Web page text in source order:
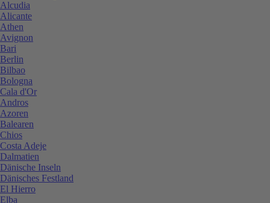
Alcudia
Alicante
Athen
Avignon
Bari
Berlin
Bilbao
Bologna
Cala d'Or
Andros
Azoren
Balearen
Chios
Costa Adeje
Dalmatien
Dänische Inseln
Dänisches Festland
El Hierro
Elba